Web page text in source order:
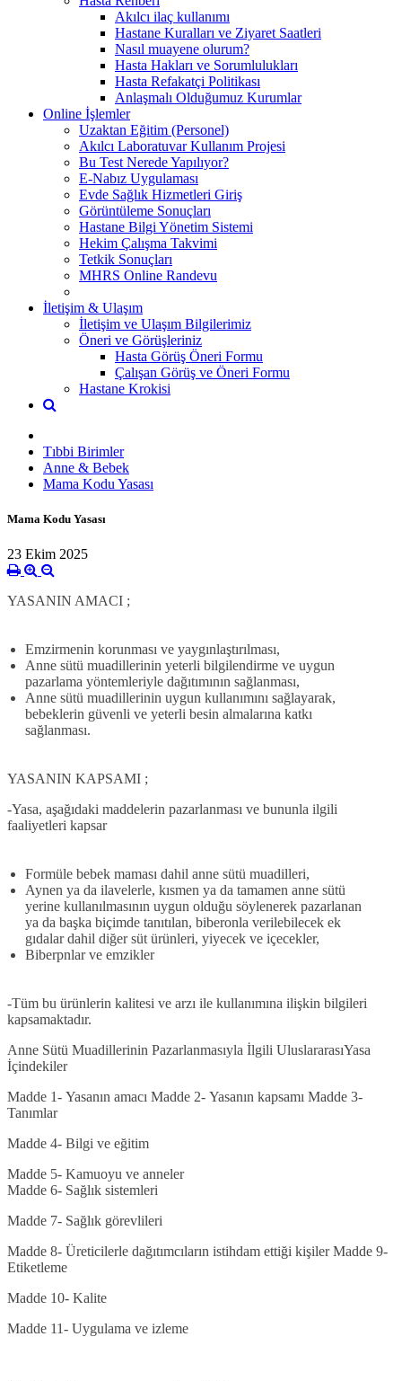
Akılcı ilaç kullanımı
Hastane Kuralları ve Ziyaret Saatleri
Nasıl muayene olurum?
Hasta Hakları ve Sorumlulukları
Hasta Refakatçi Politikası
Anlaşmalı Olduğumuz Kurumlar
Online İşlemler
Uzaktan Eğitim (Personel)
Akılcı Laboratuvar Kullanım Projesi
Bu Test Nerede Yapılıyor?
E-Nabız Uygulaması
Evde Sağlık Hizmetleri Giriş
Görüntüleme Sonuçları
Hastane Bilgi Yönetim Sistemi
Hekim Çalışma Takvimi
Tetkik Sonuçları
MHRS Online Randevu
İletişim & Ulaşım
İletişim ve Ulaşım Bilgilerimiz
Öneri ve Görüşleriniz
Hasta Görüş Öneri Formu
Çalışan Görüş ve Öneri Formu
Hastane Krokisi
Tıbbi Birimler
Anne & Bebek
Mama Kodu Yasası
Mama Kodu Yasası
23 Ekim 2025
YASANIN AMACI ;
Emzirmenin korunması ve yaygınlaştırılması,
Anne sütü muadillerinin yeterli bilgilendirme ve uygun
pazarlama yöntemleriyle dağıtımının sağlanması,
Anne sütü muadillerinin uygun kullanımını sağlayarak,
bebeklerin güvenli ve yeterli besin almalarına katkı
sağlanması.
YASANIN KAPSAMI ;
-Yasa, aşağıdaki maddelerin pazarlanması ve bununla ilgili
faaliyetleri kapsar
Formüle bebek maması dahil anne sütü muadilleri,
Aynen ya da ilavelerle, kısmen ya da tamamen anne sütü
yerine kullanılmasının uygun olduğu söylenerek pazarlanan
ya da başka biçimde tanıtılan, biberonla verilebilecek ek
gıdalar dahil diğer süt ürünleri, yiyecek ve içecekler,
Biberpnlar ve emzikler
-Tüm bu ürünlerin kalitesi ve arzı ile kullanımına ilişkin bilgileri
kapsamaktadır.
Anne Sütü Muadillerinin Pazarlanmasıyla İlgili UluslararasıYasa
İçindekiler
Madde 1- Yasanın amacı Madde 2- Yasanın kapsamı Madde 3-
Tanımlar
Madde 4- Bilgi ve eğitim
Madde 5- Kamuoyu ve anneler
Madde 6- Sağlık sistemleri
Madde 7- Sağlık görevlileri
Madde 8- Üreticilerle dağıtımcıların istihdam ettiği kişilerMadde 9-
Etiketleme
Madde 10- Kalite
Madde 11- Uygulama ve izleme